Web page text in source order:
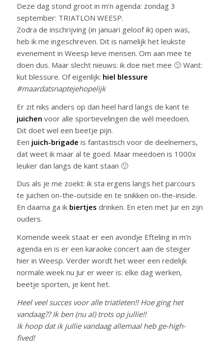
Deze dag stond groot in m’n agenda: zondag 3
september: TRIATLON WEESP.
Zodra de inschrijving (in januari geloof ik) open was,
heb ik me ingeschreven. Dit is namelijk het leukste
evenement in Weesp lieve mensen. Om aan mee te
doen dus. Maar slecht nieuws: ik doe niet mee 🙁 Want:
kut blessure. Of eigenlijk: hiel blessure
#maardatsnaptejehopelijk
Er zit niks anders op dan heel hard langs de kant te
juichen voor alle sportievelingen die wél meedoen.
Dit doet wel een beetje pijn.
Een juich-brigade is fantastisch voor de deelnemers,
dat weet ik maar al te goed. Maar meedoen is 1000x
leuker dan langs de kant staan 🙁
Dus als je me zoekt: ik sta ergens langs het parcours
te juichen on-the-outside en te snikken on-the-inside.
En daarna ga ik biertjes drinken. En eten met Jur en zijn
ouders.
Komende week staat er een avondje Efteling in m’n
agenda en is er een karaoke concert aan de steiger
hier in Weesp. Verder wordt het weer een redelijk
normale week nu Jur er weer is: elke dag werken,
beetje sporten, je kent het.
Heel veel succes voor alle triatleten!! Hoe ging het
vandaag?? Ik ben (nu al) trots op jullie!!
Ik hoop dat ik jullie vandaag allemaal heb ge-high-
fived!